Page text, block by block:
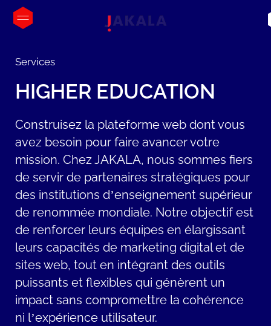
Services
HIGHER EDUCATION
Construisez la plateforme web dont vous
avez besoin pour faire avancer votre
mission. Chez JAKALA, nous sommes fiers
de servir de partenaires stratégiques pour
des institutions d’enseignement supérieur
de renommée mondiale. Notre objectif est
de renforcer leurs équipes en élargissant
leurs capacités de marketing digital et de
sites web, tout en intégrant des outils
puissants et flexibles qui génèrent un
impact sans compromettre la cohérence
ni l’expérience utilisateur.